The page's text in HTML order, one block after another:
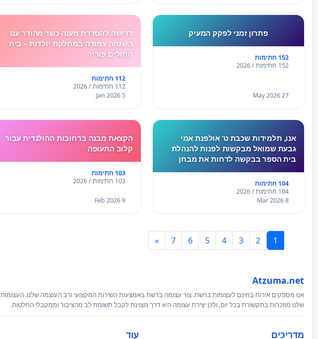
פתרון זמני לפקק המעיק
152 חתימות
152 חתימות / 2026
27 May 2026
דרישה להסדרת מענה כשר מהודר עם
השגחה צמודה במחלקת יולדות – בית
החולים פוריה
112 חתימות
112 חתימות / 2026
5 Jan 2026
אנו, תלמידות שכבת ט’ אולפנת אמי
גבעת שמואל מבקשות לפנות להנהלת
בית הספר בבקשה לדחות את מבחן
האחרון לא התקיימו לימודים בעקבות
המצב הביטחוני, ורבות מאיתנו חוות
לחץ, מתח ו
104 חתימות
104 חתימות / 2026
8 Mar 2026
הקצאת מבנה ברחובות ההולנדית עבור
קלוב התעופה
103 חתימות
103 חתימות / 2026
9 Feb 2026
1
2
3
4
5
6
7
»
Atzuma.net
אנו מספקים אירוח בחינם לעצומות ברשת. צור עצומה ברשת באמצעות השירות המקצועי ורב העוצמה שלנו. העצומות
שלנו מוזכרות בתקשורת בכל יום, ולכן יצירת עצומה היא דרך מצוינת לקבל תשומת לב מהציבור וממקבלי החלטות.
מדריכים עוד